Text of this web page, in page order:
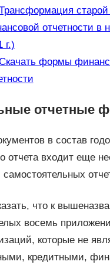
отчетности в
г.)
формы
отчетные
в состав
отчета входит еще
что к
восемь
которые не
кредитными,